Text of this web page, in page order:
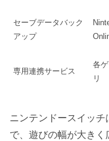
セーブデータバック
アップ
専用連携サービス
各
リ
ニンテンドースイッチ
で、遊びの幅が大きく